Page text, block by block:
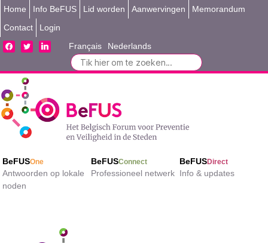
Home Info BeFUS Lid worden Aanwervingen
Memorandum
Contact
Login
facebooktwitterlinkedin Français Nederlands
Search
for:
BeFUSOne
Antwoorden op lokale
noden
BeFUSConnect
Professioneel netwerk
BeFUSDirect
Info & updates